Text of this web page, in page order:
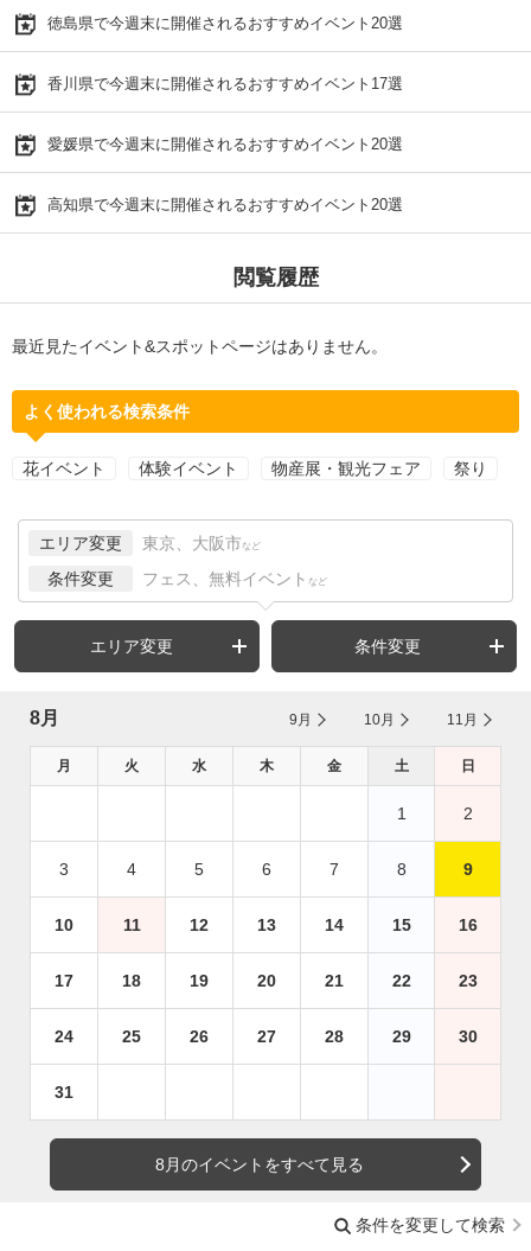
徳島県で今週末に開催されるおすすめイベント20選
香川県で今週末に開催されるおすすめイベント17選
愛媛県で今週末に開催されるおすすめイベント20選
高知県で今週末に開催されるおすすめイベント20選
閲覧履歴
最近見たイベント&スポットページはありません。
よく使われる検索条件
花イベント 体験イベント 物産展・観光フェア 祭り
エリア変更 東京、大阪市 など
条件変更 フェス、無料イベント など
エリア変更 条件変更
8月 9月 10月 11月
月 火 水 木 金 土 日
1 2
3 4 5 6 7 8 9
10 11 12 13 14 15 16
17 18 19 20 21 22 23
24 25 26 27 28 29 30
31
8月のイベントをすべて見る
条件を変更して検索